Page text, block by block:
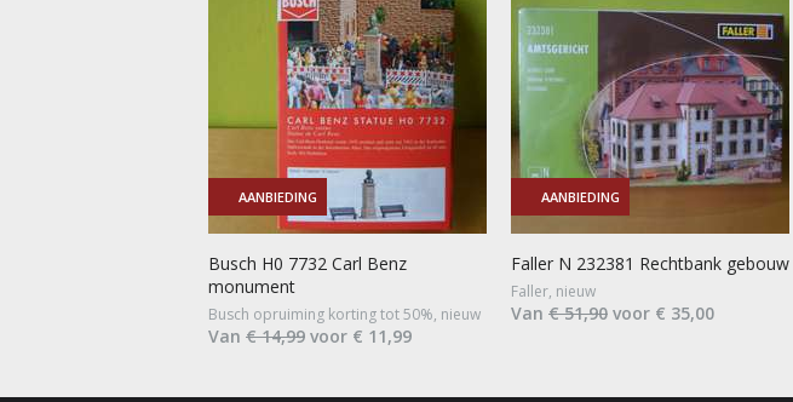
AANBIEDING
Busch H0 7732 Carl Benz
monument
Busch opruiming korting tot 50%, nieuw
Van € 14,99 voor € 11,99
AANBIEDING
Faller N 232381 Rechtbank gebouw
Faller, nieuw
Van € 51,90 voor € 35,00